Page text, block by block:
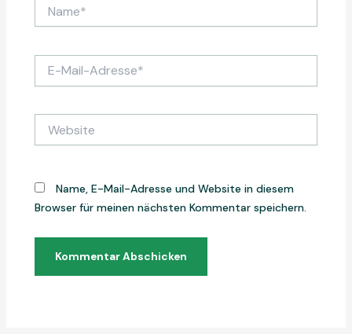
Mail-
Name, E-Mail-Adresse und Website in diesem
Browser für meinen nächsten Kommentar speichern.